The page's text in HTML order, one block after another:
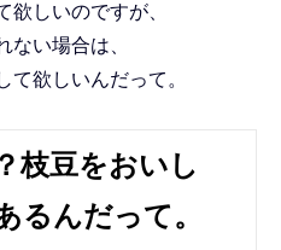
欲しいのですが、
ない場合は、
て欲しいんだって。
枝豆をおいし
るんだって。